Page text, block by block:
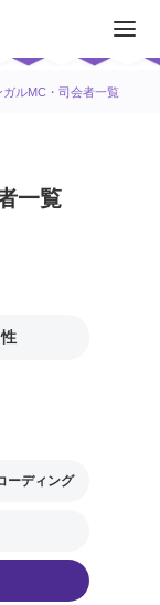
ガルMC・司会者一覧
一覧
ーディング